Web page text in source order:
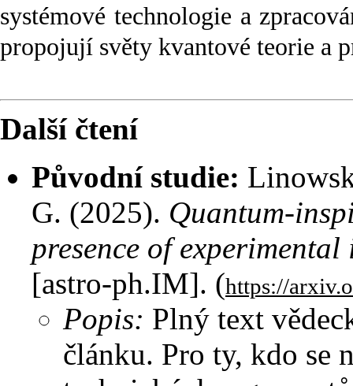
systémové technologie a
propojují světy kvantové teorie a
Další čtení
Původní studie:
G. (2025). Quantum-
presence of
[astro-ph.IM]. (https://
Popis: Plný text
článku. Pro ty, kdo se